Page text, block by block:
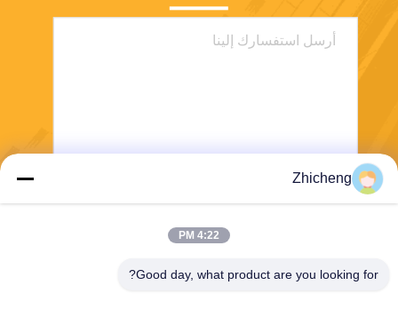
Zhicheng
4:22 PM
Good day, what product are you looking for?